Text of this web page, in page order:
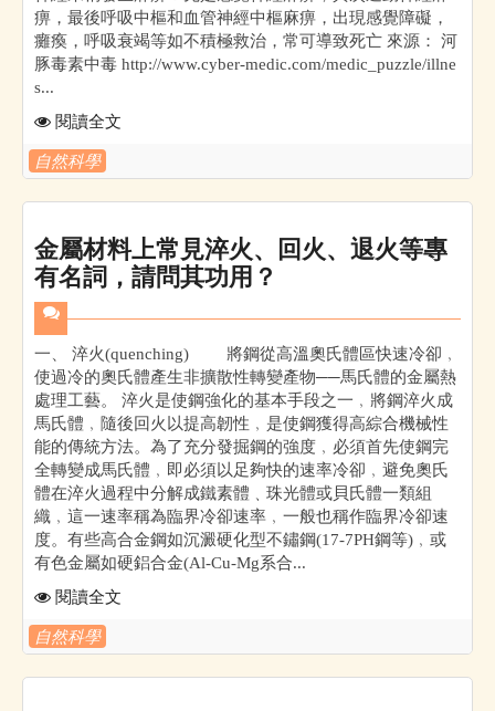
痹，最後呼吸中樞和血管神經中樞麻痹，出現感覺障礙，
癱瘓，呼吸衰竭等如不積極救治，常可導致死亡 來源： 河
豚毒素中毒 http://www.cyber-medic.com/medic_puzzle/illne
s...
閱讀全文
自然科學
金屬材料上常見淬火、回火、退火等專
有名詞，請問其功用？
一、 淬火(quenching) 將鋼從高溫奧氏體區快速冷卻﹐
使過冷的奧氏體產生非擴散性轉變產物──馬氏體的金屬熱
處理工藝。 淬火是使鋼強化的基本手段之一﹐將鋼淬火成
馬氏體﹐隨後回火以提高韌性﹐是使鋼獲得高綜合機械性
能的傳統方法。為了充分發掘鋼的強度﹐必須首先使鋼完
全轉變成馬氏體﹐即必須以足夠快的速率冷卻﹐避免奧氏
體在淬火過程中分解成鐵素體﹑珠光體或貝氏體一類組
織﹐這一速率稱為臨界冷卻速率﹐一般也稱作臨界冷卻速
度。有些高合金鋼如沉澱硬化型不鏽鋼(17-7PH鋼等)﹐或
有色金屬如硬鋁合金(Al-Cu-Mg系合...
閱讀全文
自然科學